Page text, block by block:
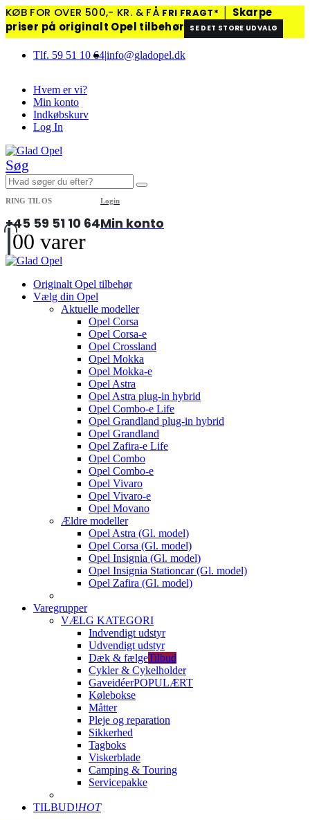
KØB FOR OVER 500,- KR. & FÅ FRI FRAGT*
Skarpe
priser på originalt Opel tilbehør
SE DET STORE UDVALG
Tlf. 59 51 10 64|info@gladopel.dk
Hvem er vi?
Min konto
Indkøbskurv
Log In
Søg
RING TIL OS
+45 59 51 10 64
Login
Min konto
00 varer
Originalt Opel tilbehør
Vælg din Opel
Aktuelle modeller
Opel Corsa
Opel Corsa-e
Opel Crossland
Opel Mokka
Opel Mokka-e
Opel Astra
Opel Astra plug-in hybrid
Opel Combo-e Life
Opel Grandland plug-in hybrid
Opel Grandland
Opel Zafira-e Life
Opel Combo
Opel Combo-e
Opel Vivaro
Opel Vivaro-e
Opel Movano
Ældre modeller
Opel Astra (Gl. model)
Opel Corsa (Gl. model)
Opel Insignia (Gl. model)
Opel Insignia Stationcar (Gl. model)
Opel Zafira (Gl. model)
Varegrupper
VÆLG KATEGORI
Indvendigt udstyr
Udvendigt udstyr
Dæk & fælgeTilbud
Cykler & Cykelholder
GaveidéerPOPULÆRT
Kølebokse
Måtter
Pleje og reparation
Sikkerhed
Tagboks
Viskerblade
Camping & Touring
Servicepakke
TILBUD!HOT